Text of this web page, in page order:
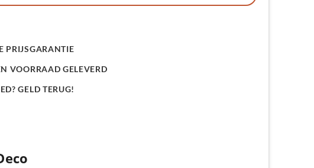
PRIJSGARANTIE
VOORRAAD GELEVERD
GELD TERUG!